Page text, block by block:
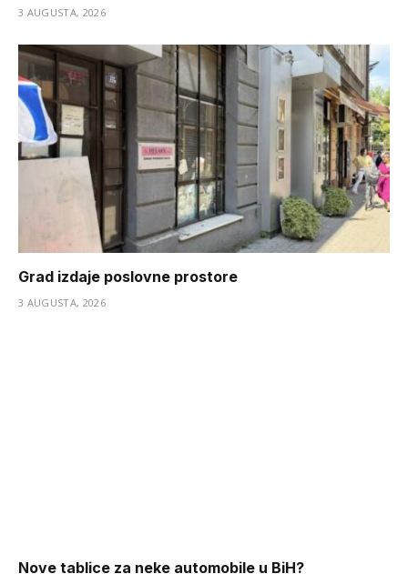
3 AUGUSTA, 2026
Grad izdaje poslovne prostore
3 AUGUSTA, 2026
Nove tablice za neke automobile u BiH?